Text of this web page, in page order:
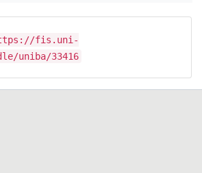
fis.uni-
uniba/33416